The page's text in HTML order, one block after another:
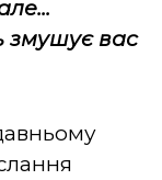
змушує вас